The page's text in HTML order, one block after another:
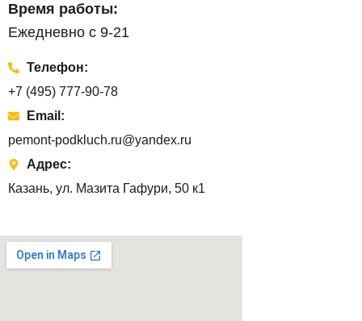
Время работы:
Ежедневно с 9-21
Телефон:
+7 (495) 777-90-78
Email:
pemont-podkluch.ru@yandex.ru
Адрес:
Казань, ул. Мазита Гафури, 50 к1